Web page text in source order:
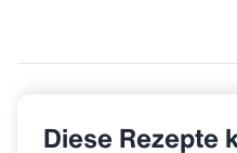
Diese Rezepte